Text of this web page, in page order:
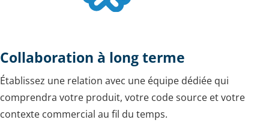
Collaboration à long terme
Établissez une relation avec une équipe dédiée qui
comprendra votre produit, votre code source et votre
contexte commercial au fil du temps.